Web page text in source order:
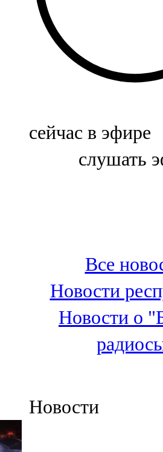
Баулы
107,5 FM
Биләр
Болгар
100,3 FM
Зәй
106,6 FM
Кадыбаш
105,2 FM
91,5 FM
сейчас в эфире
слушать
Все
Новости
Новости о
Новости